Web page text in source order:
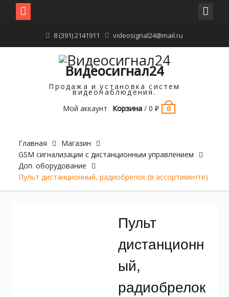
содержимому
8 (391) 2141911 videosignal24@mail.ru
Видеосигнал24
Продажа и установка систем
видеонаблюдения.
Мой аккаунт
Корзина /0₽ 0
Главная
Магазин
GSM cигнализации c дистанционным управлением
Доп. оборудование
Пульт дистанционный, радиобрелок (в ассортименте)
Пульт
дистанционн
ый,
радиобрелок